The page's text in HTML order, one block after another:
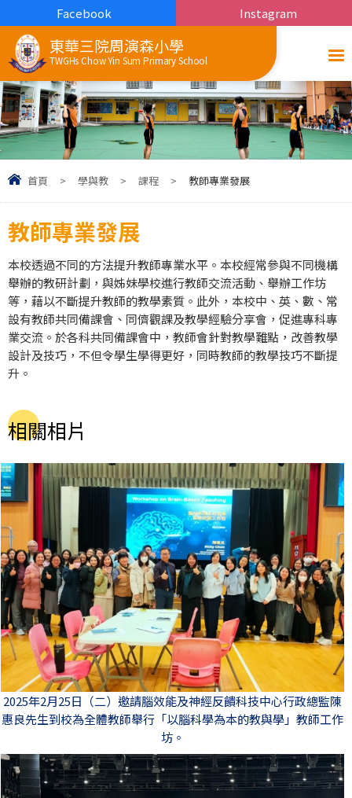
東華三院周演森小學
TWGHs Chow Yin Sum Primary School
Facebook Instagram
首頁 > 學與教 > 課程 > 教師專業發展
教師專業發展
本校透過不同的方法提升教師專業水平。本校經常參與不同機構
舉辦的教研計劃，與姊妹學校進行教師交流活動、舉辦工作坊
等，藉以不斷提升教師的教學素質。此外，本校中、英、數、常
設有教師共同備課會、同儕觀課及教學經驗分享會，促進專科專
業交流。於各科共同備課會中，教師會針對教學難點，改善教學
設計及技巧，不但令學生學得更好，同時教師的教學技巧不斷提
升。
相關相片
2025年2月25日（二）邀請腦效能及神經反饋科技中心行政總監陳
惠良先生到校為全體教師舉行「以腦科學為本的教與學」教師工作
坊。